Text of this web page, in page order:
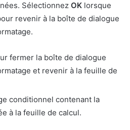
Sélectionnez OK lorsque
revenir à la boîte de dialogue
fermer la boîte de dialogue
et revenir à la feuille de
conditionnel contenant la
à la feuille de calcul.